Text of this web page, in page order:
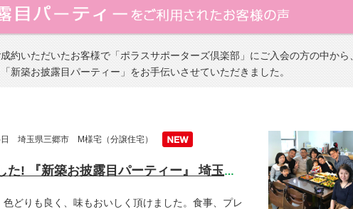
約いただいたお客様で「ポラスサポーターズ倶楽部」にご入会の方の中から
新築お披露目パーティー」をお手伝いさせていただきました。
埼玉県三郷市 M様宅（分譲住宅）
開催しました! 『新築お披露目パーティー』 埼玉県三郷市 M様宅
色どりも良く、味もおいしく頂けました。食事、プレ